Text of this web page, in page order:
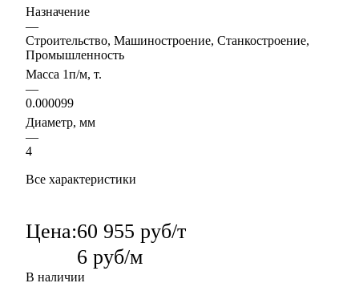
Назначение
—
Строительство, Машиностроение, Станкостроение,
Промышленность
Масса 1п/м, т.
—
0.000099
Диаметр, мм
—
4
Все характеристики
Цена:60 955 руб/т
6 руб/м
В наличии